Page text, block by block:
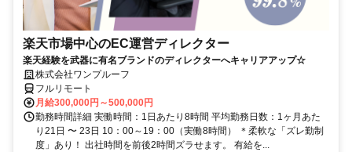
楽天市場中心のEC運営ディレクター
楽天経験を武器に有名ブランドのディレクターへキャリアアップ☆
株式会社ワンプルーフ
フルリモート
月給300,000円～500,000円
勤務時間詳細 実働時間：1日あたり8時間 平均勤務日数：1ヶ月あた
り21日 〜 23日 10：00～19：00（実働8時間） ＊柔軟な「ズレ勤制
度」あり！ 出社時間を前後2時間ズラせます。 有給を...